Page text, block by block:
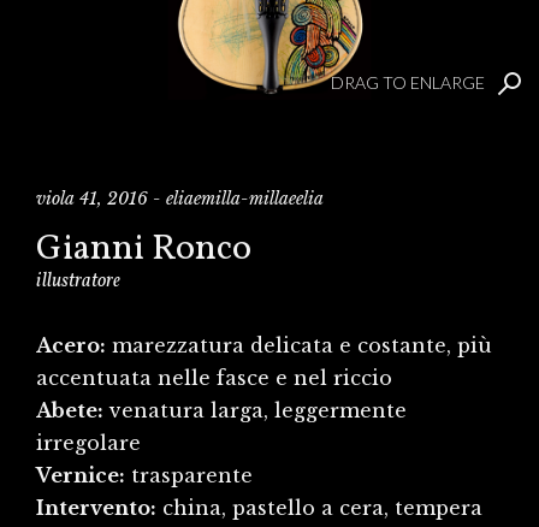
DRAG TO ENLARGE
viola 41, 2016 - eliaemilla-millaeelia
Gianni Ronco
illustratore
Acero: marezzatura delicata e costante, più
accentuata nelle fasce e nel riccio
Abete: venatura larga, leggermente
irregolare
Vernice: trasparente
Intervento: china, pastello a cera, tempera